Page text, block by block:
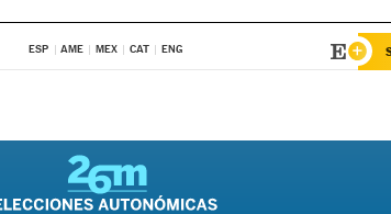
ESP AME MEX CAT ENG